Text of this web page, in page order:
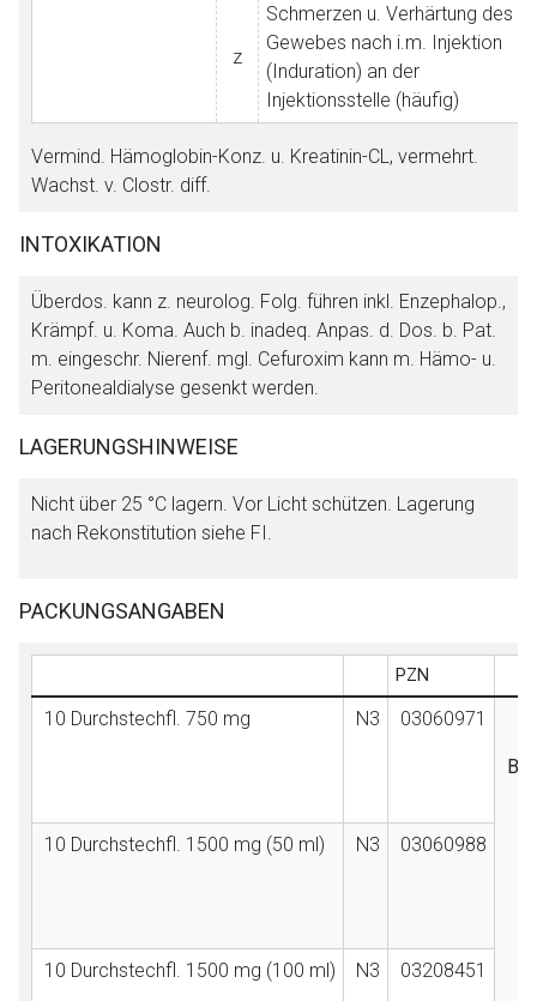
z
Schmerzen u. Verhärtung des
Gewebes nach i.m. Injektion
(Induration) an der
Injektionsstelle (häufig)
Vermind. Hämoglobin-Konz. u. Kreatinin-CL, vermehrt.
Wachst. v. Clostr. diff.
INTOXIKATION
Überdos. kann z. neurolog. Folg. führen inkl. Enzephalop.,
Krämpf. u. Koma. Auch b. inadeq. Anpas. d. Dos. b. Pat.
m. eingeschr. Nierenf. mgl. Cefuroxim kann m. Hämo- u.
Peritonealdialyse gesenkt werden.
LAGERUNGSHINWEISE
Nicht über 25 °C lagern. Vor Licht schützen. Lagerung
nach Rekonstitution siehe FI.
PACKUNGSANGABEN
PZN
10 Durchstechfl. 750 mg N3
03060971
10 Durchstechfl. 1500 mg (50 ml) N3 03060988
10 Durchstechfl. 1500 mg (100 ml) N3 03208451